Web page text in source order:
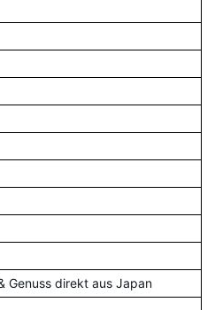
Genuss direkt aus Japan